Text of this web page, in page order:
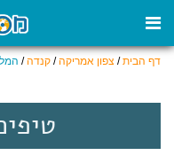
דף הבית/ צפון אמריקה/ קנדה/